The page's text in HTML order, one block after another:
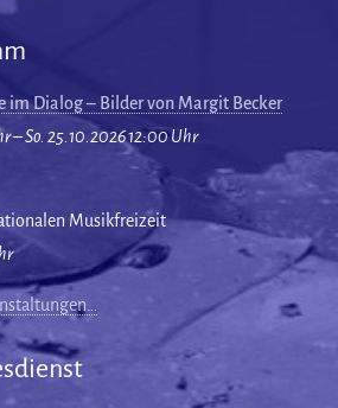
im Dialog – Bilder von Margit Becker
– So. 25.10.2026 12:00 Uhr
Musikfreizeit